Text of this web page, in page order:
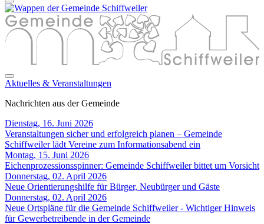
Aktuelles & Veranstaltungen
Nachrichten aus der Gemeinde
Dienstag, 16. Juni 2026
Veranstaltungen sicher und erfolgreich planen – Gemeinde
Schiffweiler lädt Vereine zum Informationsabend ein
Montag, 15. Juni 2026
Eichenprozessionsspinner: Gemeinde Schiffweiler bittet um Vorsicht
Donnerstag, 02. April 2026
Neue Orientierungshilfe für Bürger, Neubürger und Gäste
Donnerstag, 02. April 2026
Neue Ortspläne für die Gemeinde Schiffweiler - Wichtiger Hinweis
für Gewerbetreibende in der Gemeinde